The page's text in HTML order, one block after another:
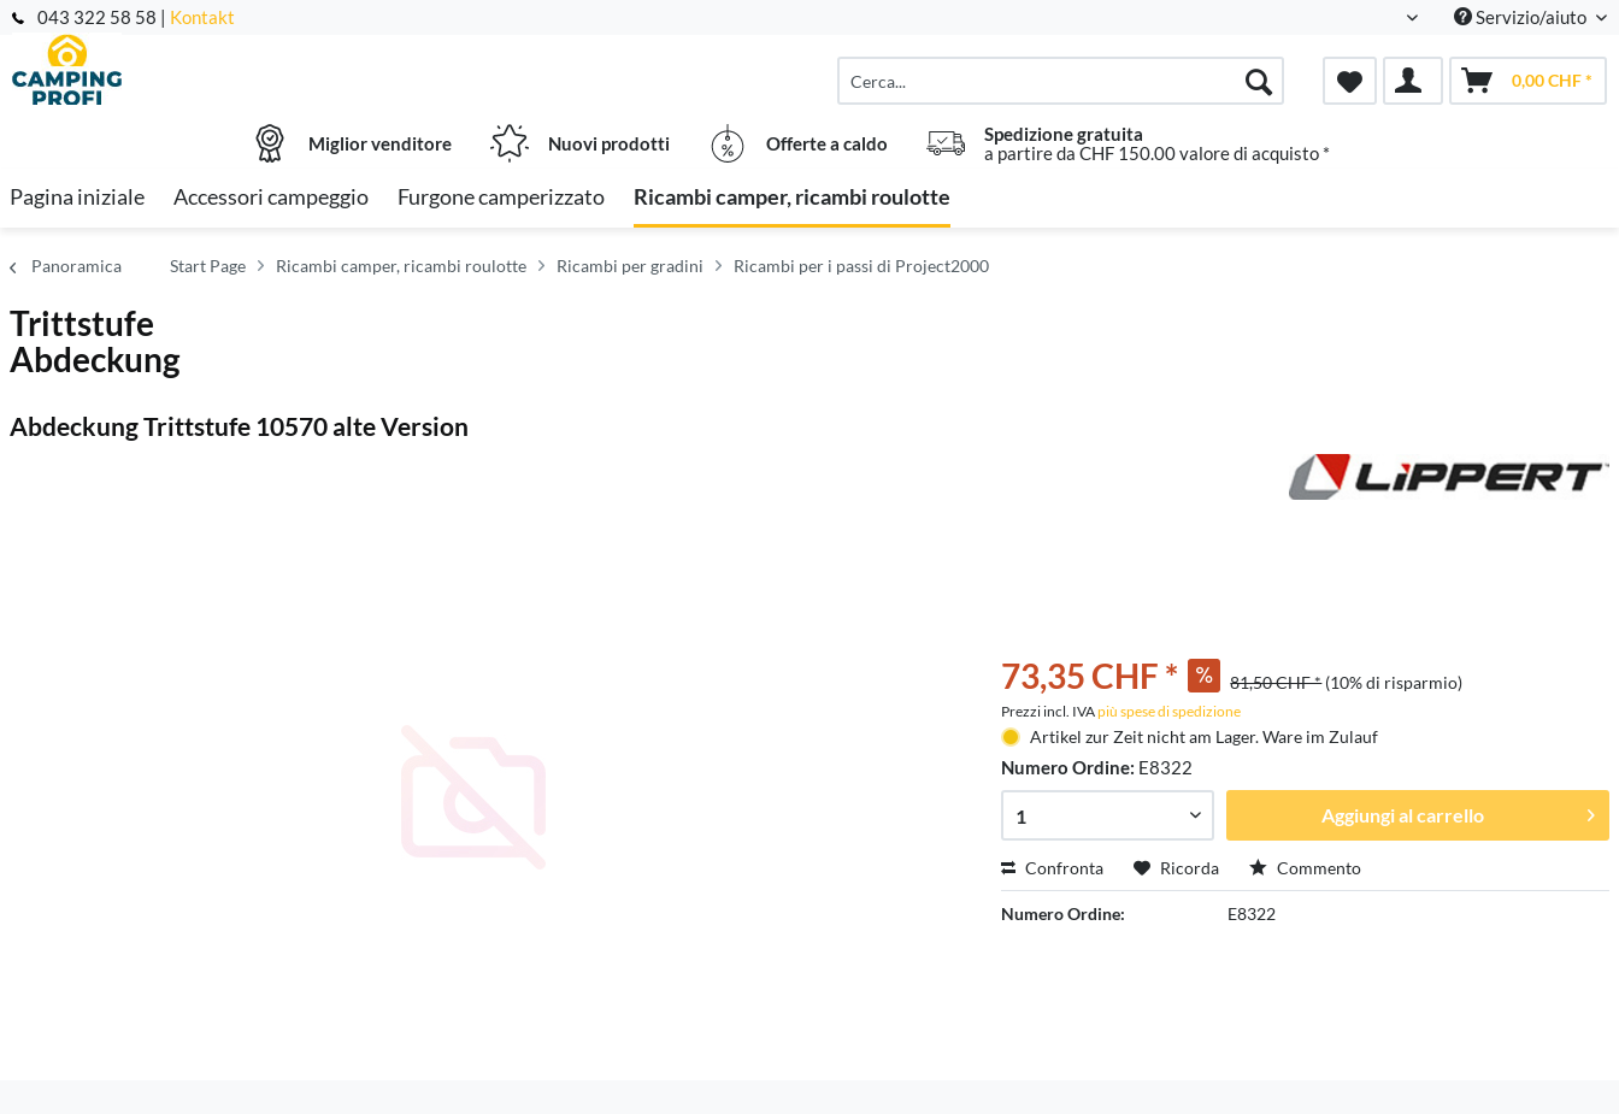
043 322 58 58 | Kontakt ItalienischServizio/aiuto
0,00 CHF *
Miglior venditore Nuovi prodotti Offerte a caldo
Spedizione gratuita
a partire da CHF 150.00 valore di acquisto *
Pagina iniziale Accessori campeggio Furgone camperizzato Ricambi camper, ricambi roulotte
Panoramica Start Page Ricambi camper, ricambi roulotte Ricambi per gradini Ricambi per i passi di Project2000
Trittstufe
Abdeckung
Abdeckung Trittstufe 10570 alte Version
73,35 CHF * 81,50 CHF * (10% di risparmio)
Prezzi incl. IVApiù spese di spedizione
Artikel zur Zeit nicht am Lager. Ware im Zulauf
Numero Ordine: E8322
Aggiungi al carrello
Confronta Ricorda Commento
Numero Ordine: E8322